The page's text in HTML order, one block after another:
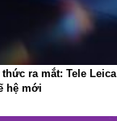
ra mắt: Tele
hệ mới